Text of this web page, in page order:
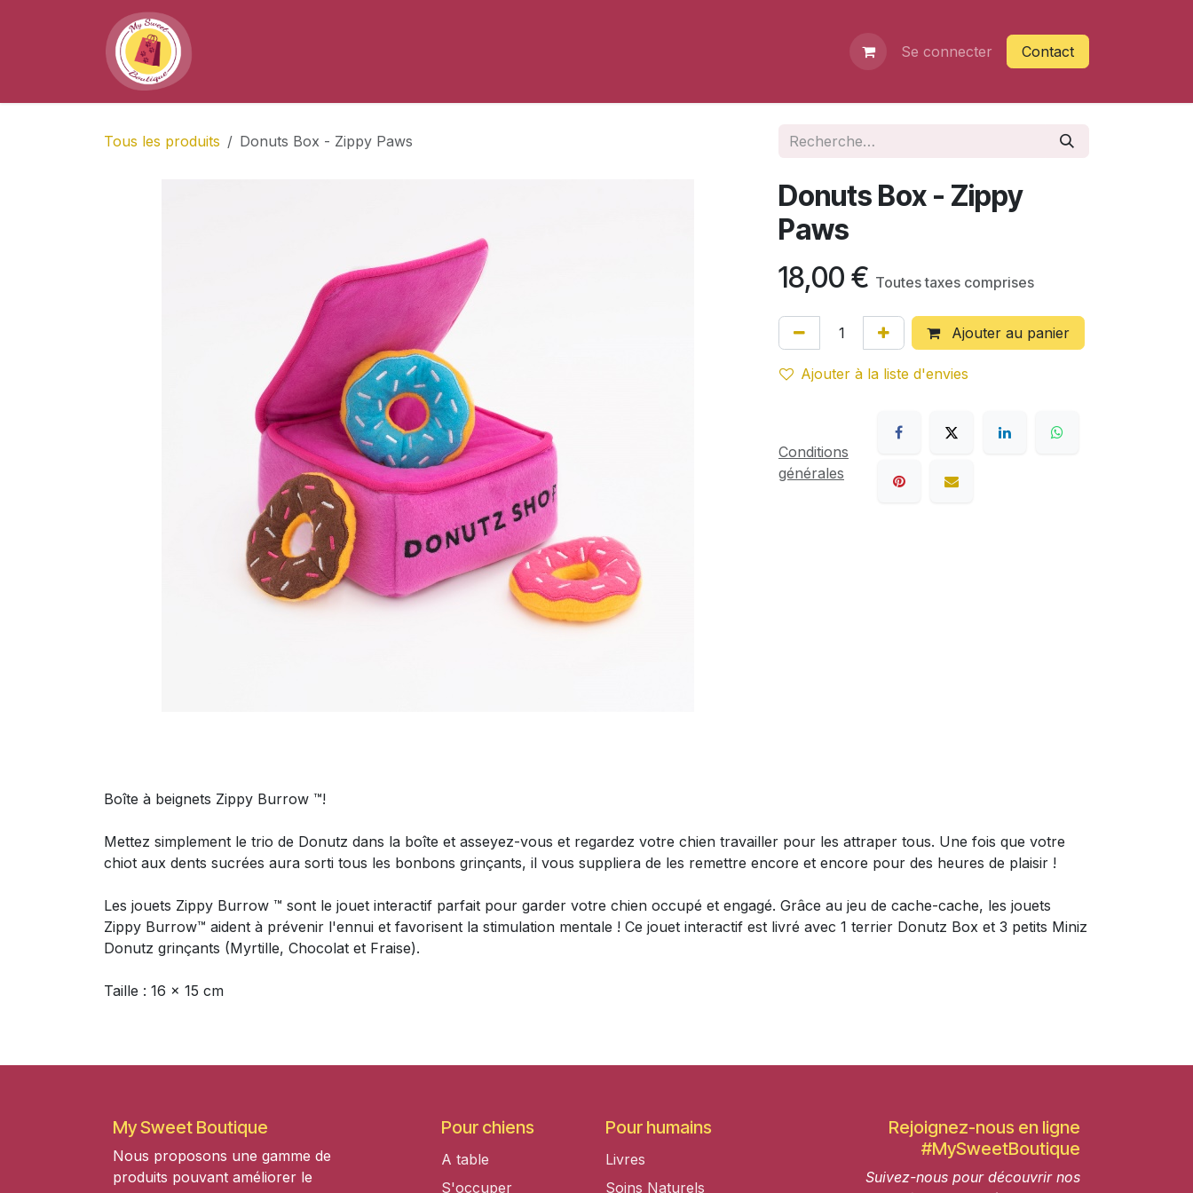
Se rendre au contenu
Se connecter Contact
Tous les produits Donuts Box - Zippy Paws
Donuts Box - Zippy
Paws
18,00 € Toutes taxes comprises
Ajouter au panier
Ajouter à la liste d'envies
Conditions
générales
Boîte à beignets Zippy Burrow ™!
Mettez simplement le trio de Donutz dans la boîte et asseyez-vous et regardez votre chien travailler pour les attraper tous. Une fois que votre
chiot aux dents sucrées aura sorti tous les bonbons grinçants, il vous suppliera de les remettre encore et encore pour des heures de plaisir !
Les jouets Zippy Burrow ™ sont le jouet interactif parfait pour garder votre chien occupé et engagé. Grâce au jeu de cache-cache, les jouets
Zippy Burrow™ aident à prévenir l'ennui et favorisent la stimulation mentale ! Ce jouet interactif est livré avec 1 terrier Donutz Box et 3 petits Miniz
Donutz grinçants (Myrtille, Chocolat et Fraise).
Taille : 16 x 15 cm
Rejoignez-nous en ligne
#MySweetBoutique
Suivez-nous pour découvrir nos
Pour chiens
A table
S'occuper
My Sweet Boutique
Nous proposons une gamme de
produits pouvant améliorer le
Pour humains
Livres
Soins Naturels